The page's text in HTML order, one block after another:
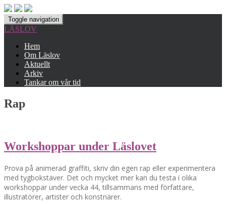
Toggle navigation
LÄSLOV
Hem
Om Läslov
Aktuellt
Arkiv
Tankar om vår tid
Rap
Workshoppar under Läslovet
Prova på animerad graffiti, skriv din egen rap eller experimentera
med tygbokstäver. Det och mycket mer kan du testa i olika
workshoppar under vecka 44, tillsammans med författare,
illustratörer, artister och konstnärer.